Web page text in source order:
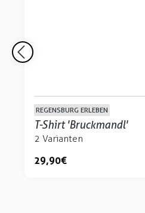
REGENSBURG ERLEBEN
T-Shirt 'Bruckmandl'
2 Varianten
29,90 €